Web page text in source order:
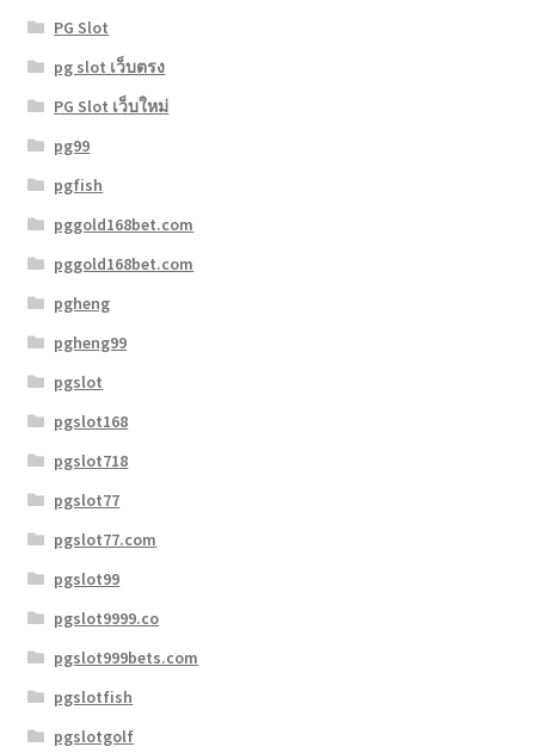
PG Slot
pg slot เว็บตรง
PG Slot เว็บใหม่
pg99
pgfish
pggold168bet.com
pggold168bet.com
pgheng
pgheng99
pgslot
pgslot168
pgslot718
pgslot77
pgslot77.com
pgslot99
pgslot9999.co
pgslot999bets.com
pgslotfish
pgslotgolf